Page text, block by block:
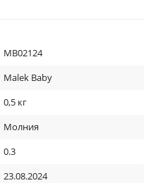
MB02124
Malek Baby
0,5 кг
Молния
0.3
23.08.2024